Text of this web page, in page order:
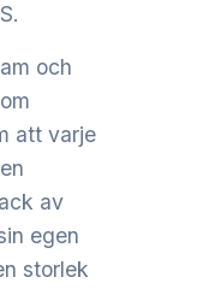
och
att varje
av
egen
storlek